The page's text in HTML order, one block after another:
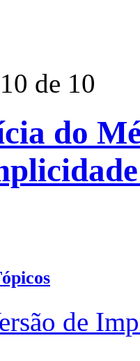
de 10
do
de